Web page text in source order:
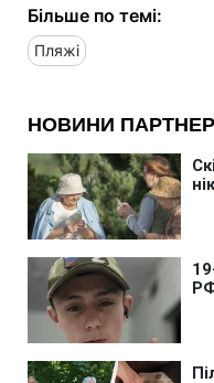
Більше по темі:
Пляжі